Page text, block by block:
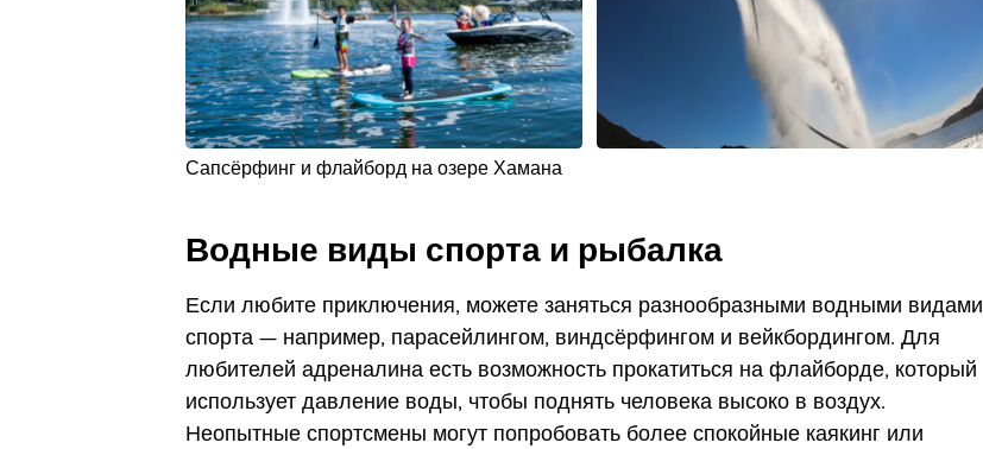
Сапсёрфинг и флайборд на озере Хамана
Водные виды спорта и рыбалка
Если любите приключения, можете заняться разнообразными водными видами
спорта — например, парасейлингом, виндсёрфингом и вейкбордингом. Для
любителей адреналина есть возможность прокатиться на флайборде, который
использует давление воды, чтобы поднять человека высоко в воздух.
Неопытные спортсмены могут попробовать более спокойные каякинг или